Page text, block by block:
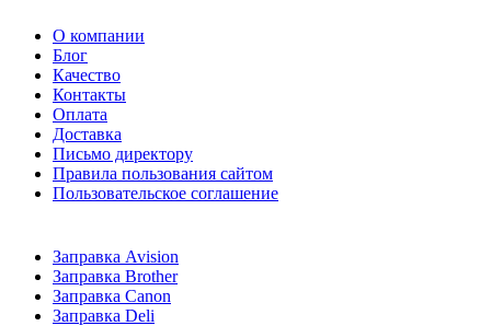
О компании
Блог
Качество
Контакты
Оплата
Доставка
Письмо директору
Правила пользования сайтом
Пользовательское соглашение
Заправка Avision
Заправка Brother
Заправка Canon
Заправка Deli